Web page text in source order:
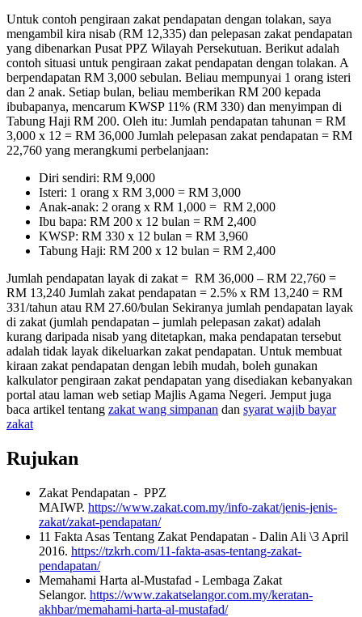
Untuk contoh pengiraan zakat pendapatan dengan tolakan, saya
mengambil kira nisab (RM 12,335) dan pelepasan zakat pendapatan
yang dibenarkan Pusat PPZ Wilayah Persekutuan. Berikut adalah
contoh situasi untuk pengiraan zakat pendapatan dengan tolakan. A
berpendapatan RM 3,000 sebulan. Beliau mempunyai 1 orang isteri
dan 2 anak. Setiap bulan, beliau memberikan RM 200 kepada
ibubapanya, mencarum KWSP 11% (RM 330) dan menyimpan di
Tabung Haji RM 200. Oleh itu: Jumlah pendapatan tahunan = RM
3,000 x 12 = RM 36,000 Jumlah pelepasan zakat pendapatan = RM
22,760 yang merangkumi perbelanjaan:
Diri sendiri: RM 9,000
Isteri: 1 orang x RM 3,000 = RM 3,000
Anak-anak: 2 orang x RM 1,000 = RM 2,000
Ibu bapa: RM 200 x 12 bulan = RM 2,400
KWSP: RM 330 x 12 bulan = RM 3,960
Tabung Haji: RM 200 x 12 bulan = RM 2,400
Jumlah pendapatan layak di zakat = RM 36,000 – RM 22,760 =
RM 13,240 Jumlah zakat pendapatan = 2.5% x RM 13,240 = RM
331/tahun atau RM 27.60/bulan Sekiranya jumlah pendapatan layak
di zakat (jumlah pendapatan – jumlah pelepasan zakat) adalah
kurang daripada nisab yang ditetapkan, maka pendapatan tersebut
adalah tidak layak dikeluarkan zakat pendapatan. Untuk membuat
kiraan zakat pendapatan dengan lebih mudah, boleh gunakan
kalkulator pengiraan zakat pendapatan yang disediakan kebanyakan
portal atau laman web setiap Majlis Agama Negeri. Jemput juga
baca artikel tentang zakat wang simpanan dan syarat wajib bayar
zakat
Rujukan
Zakat Pendapatan - PPZ
MAIWP. https://www.zakat.com.my/info-zakat/jenis-jenis-
zakat/zakat-pendapatan/
11 Fakta Asas Tentang Zakat Pendapatan - Dalin Ali \3 April
2016. https://tzkrh.com/11-fakta-asas-tentang-zakat-
pendapatan/
Memahami Harta al-Mustafad - Lembaga Zakat
Selangor. https://www.zakatselangor.com.my/keratan-
akhbar/memahami-harta-al-mustafad/